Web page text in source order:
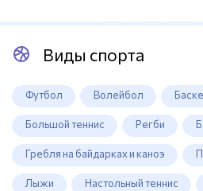
Виды спорта
Футбол Волейбол
Большой теннис Регби
Гребля на байдарках и каноэ
Лыжи Настольный теннис